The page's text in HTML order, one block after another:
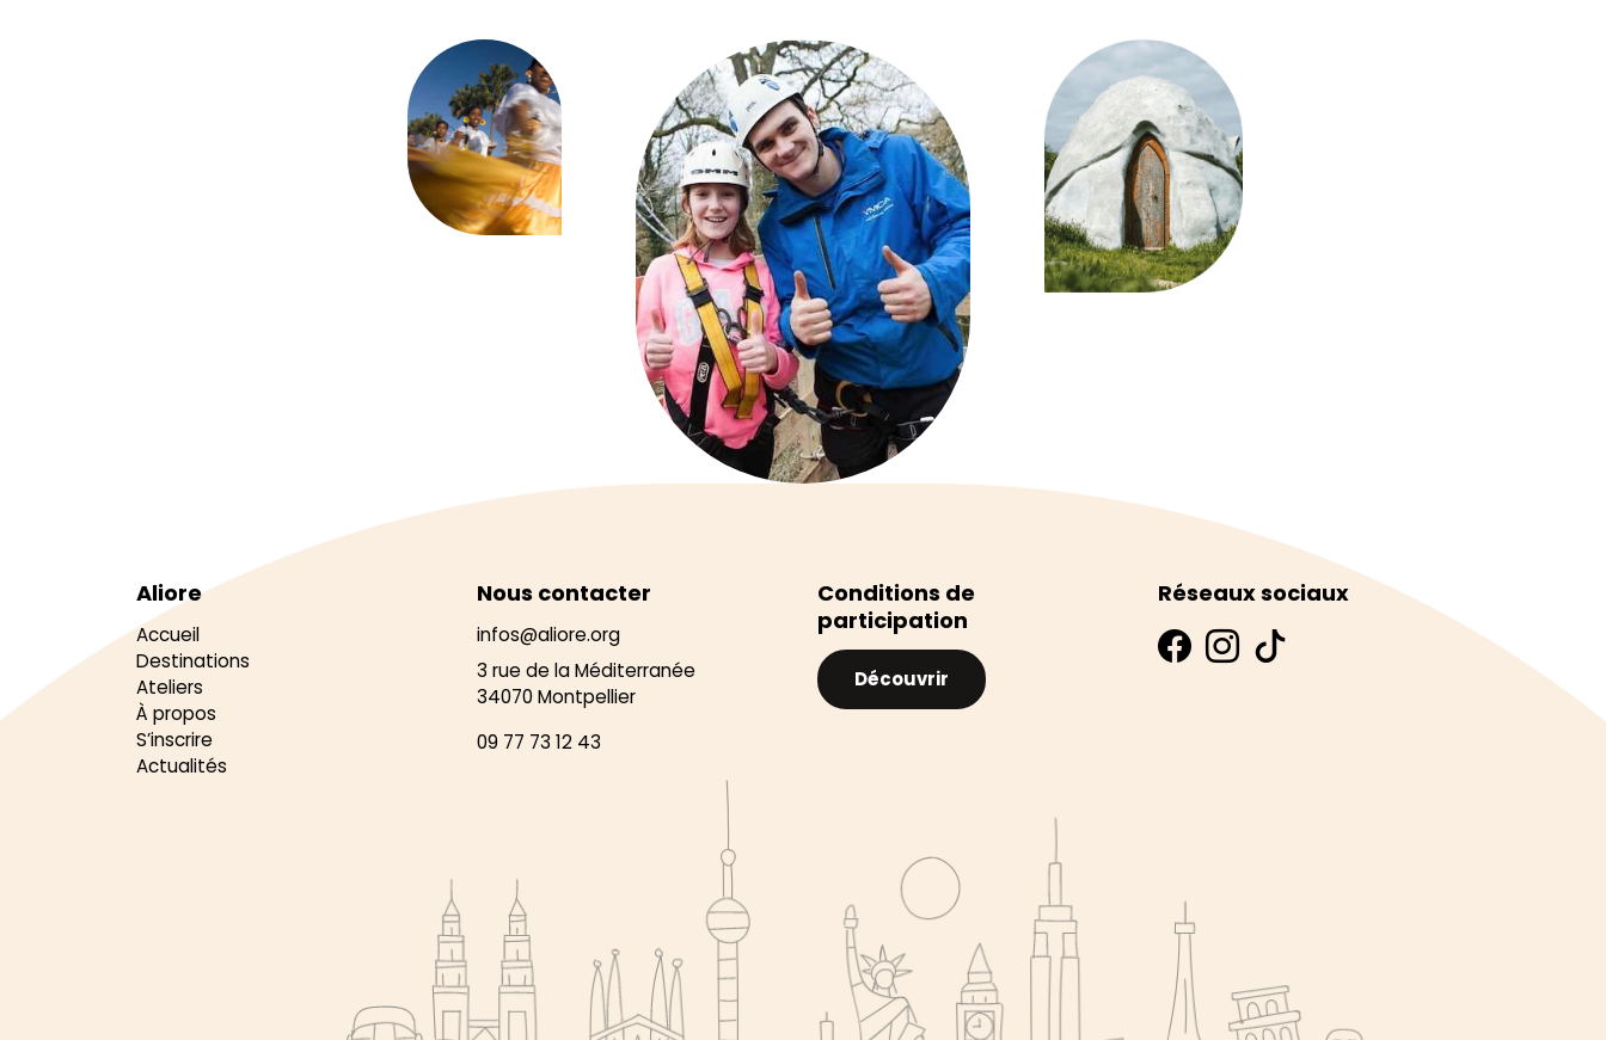
Aliore
Accueil
Destinations
Ateliers
À propos
S’inscrire
Actualités
Nous contacter
infos@aliore.org
3 rue de la Méditerranée
34070 Montpellier
09 77 73 12 43
Conditions de
participation
Découvrir
Réseaux sociaux